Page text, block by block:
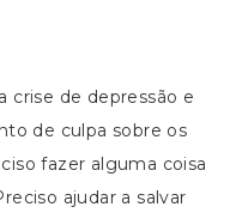
crise de depressão e
de culpa sobre os
fazer alguma coisa
ajudar a salvar